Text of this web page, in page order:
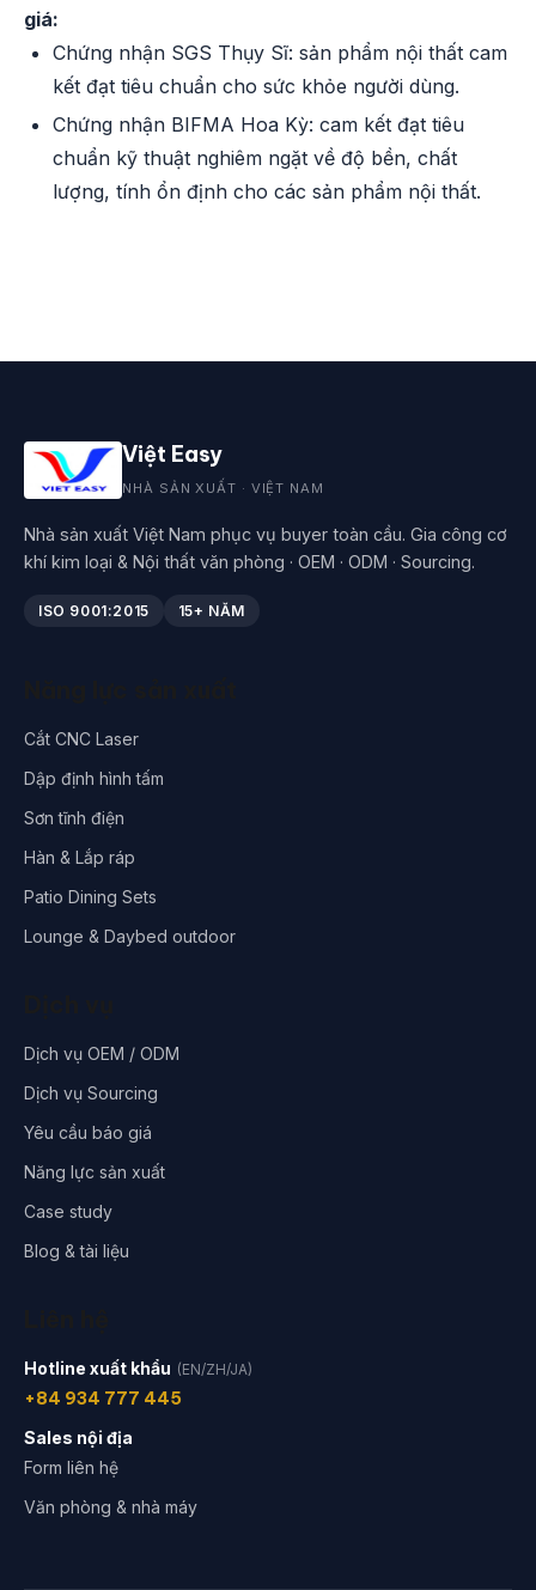
giá:
Chứng nhận SGS Thụy Sĩ: sản phẩm nội thất cam
kết đạt tiêu chuẩn cho sức khỏe người dùng.
Chứng nhận BIFMA Hoa Kỳ: cam kết đạt tiêu
chuẩn kỹ thuật nghiêm ngặt về độ bền, chất
lượng, tính ổn định cho các sản phẩm nội thất.
Việt Easy
NHÀ SẢN XUẤT · VIỆT NAM
Nhà sản xuất Việt Nam phục vụ buyer toàn cầu. Gia công cơ
khí kim loại & Nội thất văn phòng · OEM · ODM · Sourcing.
ISO 9001:2015 15+ NĂM
Cắt CNC Laser
Dập định hình tấm
Sơn tĩnh điện
Hàn & Lắp ráp
Patio Dining Sets
Lounge & Daybed outdoor
Dịch vụ OEM / ODM
Dịch vụ Sourcing
Yêu cầu báo giá
Năng lực sản xuất
Case study
Blog & tài liệu
Hotline xuất khẩu (EN/ZH/JA)
+84 934 777 445
Sales nội địa
Form liên hệ
Văn phòng & nhà máy